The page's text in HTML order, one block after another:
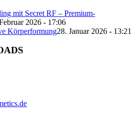
mit Secret RF – Premium-
2026 - 17:06
Körperformung28. Januar 2026 - 13:21